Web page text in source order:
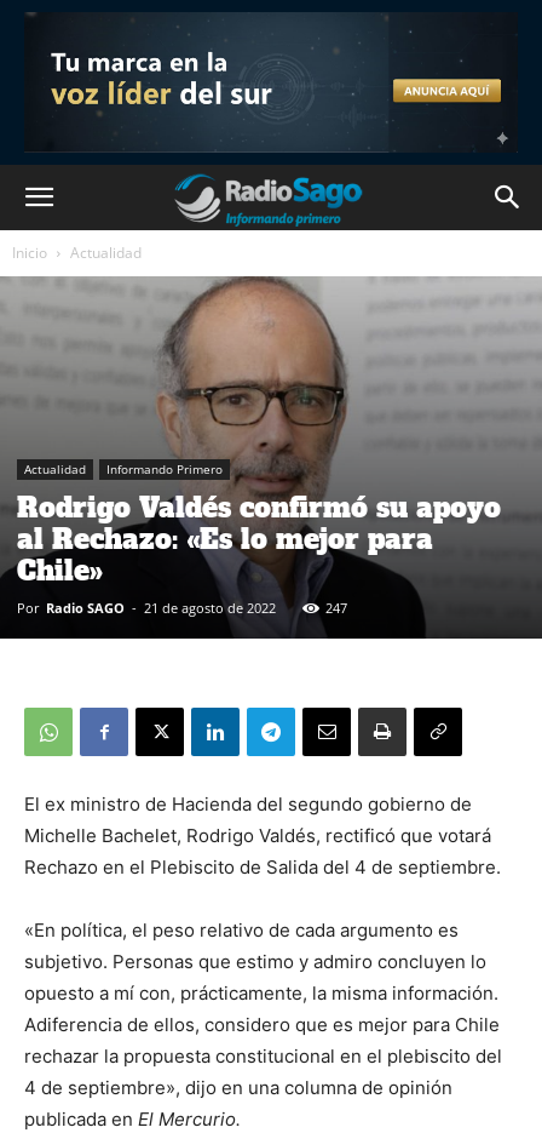
Inicio Actualidad
Actualidad Informando Primero
Rodrigo Valdés confirmó su apoyo
al Rechazo: «Es lo mejor para
Chile»
Por Radio SAGO - 21 de agosto de 2022 247
El ex ministro de Hacienda del segundo gobierno de
Michelle Bachelet, Rodrigo Valdés, rectificó que votará
Rechazo en el Plebiscito de Salida del 4 de septiembre.
«En política, el peso relativo de cada argumento es
subjetivo. Personas que estimo y admiro concluyen lo
opuesto a mí con, prácticamente, la misma información.
Adiferencia de ellos, considero que es mejor para Chile
rechazar la propuesta constitucional en el plebiscito del
4 de septiembre», dijo en una columna de opinión
publicada en El Mercurio.